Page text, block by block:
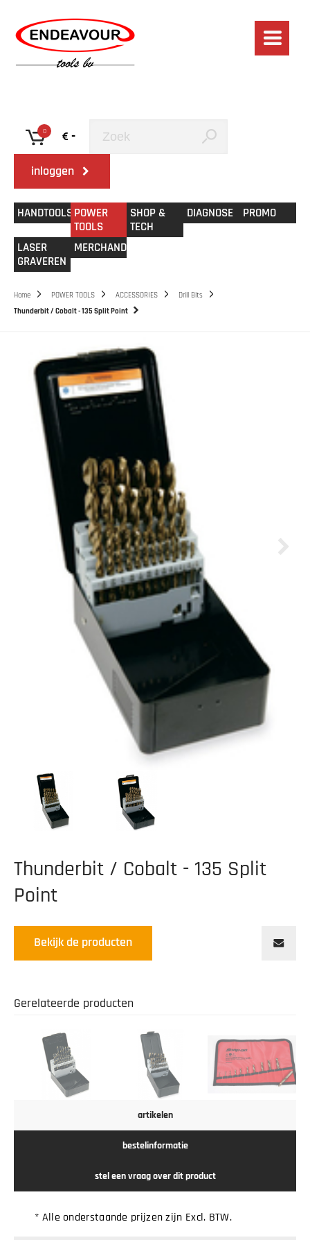
0 -
inloggen
HANDTOOLS POWER
TOOLS
SHOP &
TECH
DIAGNOSE PROMO
LASER
GRAVEREN
MERCHANDISE
Home POWER TOOLS ACCESSORIES
Drill Bits
Thunderbit / Cobalt - 135 Split Point
Thunderbit / Cobalt - 135 Split
Point
Bekijk de producten
Gerelateerde producten
artikelen
bestelinformatie
stel een vraag over dit product
* Alle onderstaande prijzen zijn Excl. BTW.